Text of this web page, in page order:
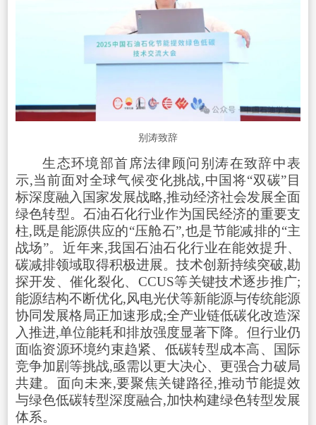
别涛致辞
生态环境部首席法律顾问别涛在致辞中表
示,当前面对全球气候变化挑战,中国将“双碳”目
标深度融入国家发展战略,推动经济社会发展全面
绿色转型。石油石化行业作为国民经济的重要支
柱,既是能源供应的“压舱石”,也是节能减排的“主
战场”。近年来,我国石油石化行业在能效提升、
碳减排领域取得积极进展。技术创新持续突破,勘
探开发、催化裂化、CCUS等关键技术逐步推广;
能源结构不断优化,风电光伏等新能源与传统能源
协同发展格局正加速形成;全产业链低碳化改造深
入推进,单位能耗和排放强度显著下降。但行业仍
面临资源环境约束趋紧、低碳转型成本高、国际
竞争加剧等挑战,亟需以更大决心、更强合力破局
共建。面向未来,要聚焦关键路径,推动节能提效
与绿色低碳转型深度融合,加快构建绿色转型发展
体系。